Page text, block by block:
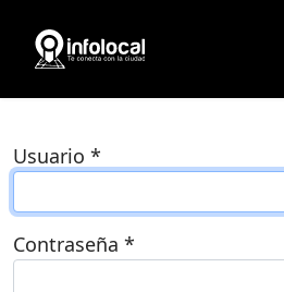
Usuario *
Contraseña *